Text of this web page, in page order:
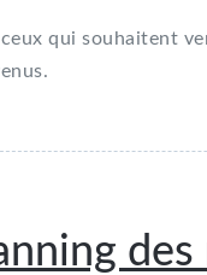
ceux qui souhaitent